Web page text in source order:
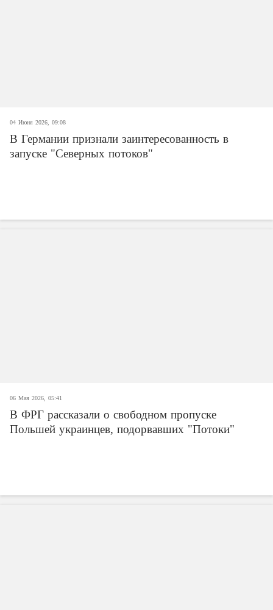
04 Июня 2026, 09:08
В Германии признали заинтересованность в
запуске "Северных потоков"
06 Мая 2026, 05:41
В ФРГ рассказали о свободном пропуске
Польшей украинцев, подорвавших "Потоки"